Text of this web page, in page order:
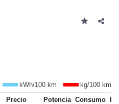
kWh/100 km
kg/100 km
Precio Potencia Consumo